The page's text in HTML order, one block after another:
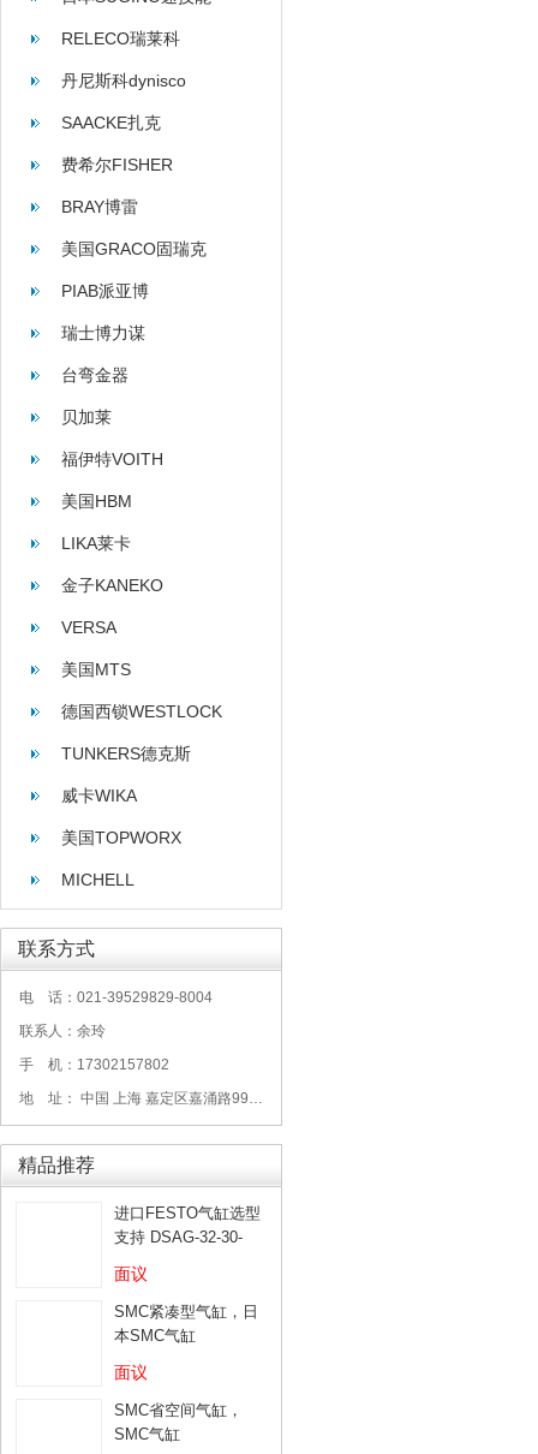
RELECO瑞莱科
丹尼斯科dynisco
SAACKE扎克
费希尔FISHER
BRAY博雷
美国GRACO固瑞克
PIAB派亚博
瑞士博力谋
台弯金器
贝加莱
福伊特VOITH
美国HBM
LIKA莱卡
金子KANEKO
VERSA
美国MTS
德国西锁WESTLOCK
TUNKERS德克斯
威卡WIKA
美国TOPWORX
MICHELL
联系方式
电 话：021-39529829-8004
联系人：余玲
手 机：17302157802
地 址： 中国 上海 嘉定区嘉涌路99弄6号713
精品推荐
进口FESTO气缸选型
支持 DSAG-32-30-
PPV-A
面议
SMC紧凑型气缸，日
本SMC气缸
面议
SMC省空间气缸，
SMC气缸